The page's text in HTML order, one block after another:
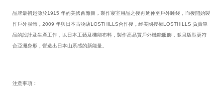
品牌最初起源於1915 年的美國西雅圖，製作寢室用品之後再延伸至戶外睡袋，而後開始製
作戶外服飾，2009 年與日本古物店LOSTHILLS合作後，經美國授權LOSTHILLS 負責單
品的設計及生產工作，以日本工藝及機能布料，製作高品質戶外機能服飾，並且版型更符
合亞洲身形，營造出日本山系感的新能量。
注意事項：